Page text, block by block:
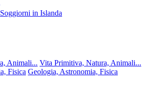
Soggiorni in Islanda
Animali... Vita Primitiva, Natura, Animali...
Fisica Geologia, Astronomia, Fisica